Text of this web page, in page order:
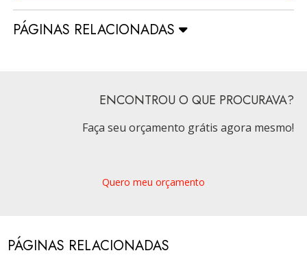
PÁGINAS RELACIONADAS
ENCONTROU O QUE PROCURAVA?
Faça seu orçamento grátis agora mesmo!
Quero meu orçamento
PÁGINAS RELACIONADAS